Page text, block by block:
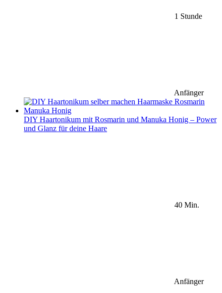
1 Stunde
Anfänger
DIY Haartonikum mit Rosmarin und Manuka Honig – Power
und Glanz für deine Haare
40 Min.
Anfänger